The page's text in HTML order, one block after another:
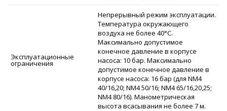
Эксплуатационные
ограничения
Непрерывный режим эксплуатации.
Температура окружающего
воздуха не более 40°C.
Максимально допустимое
конечное давление в корпусе
насоса: 10 бар. Максимально
допустимое конечное давление в
корпусе насоса: 16 бар (для NM4
40/16,20; NM4 50/16; NM4 65/16,20,25;
NM4 80/16). Манометрическая
высота всасывания не более 7 м.